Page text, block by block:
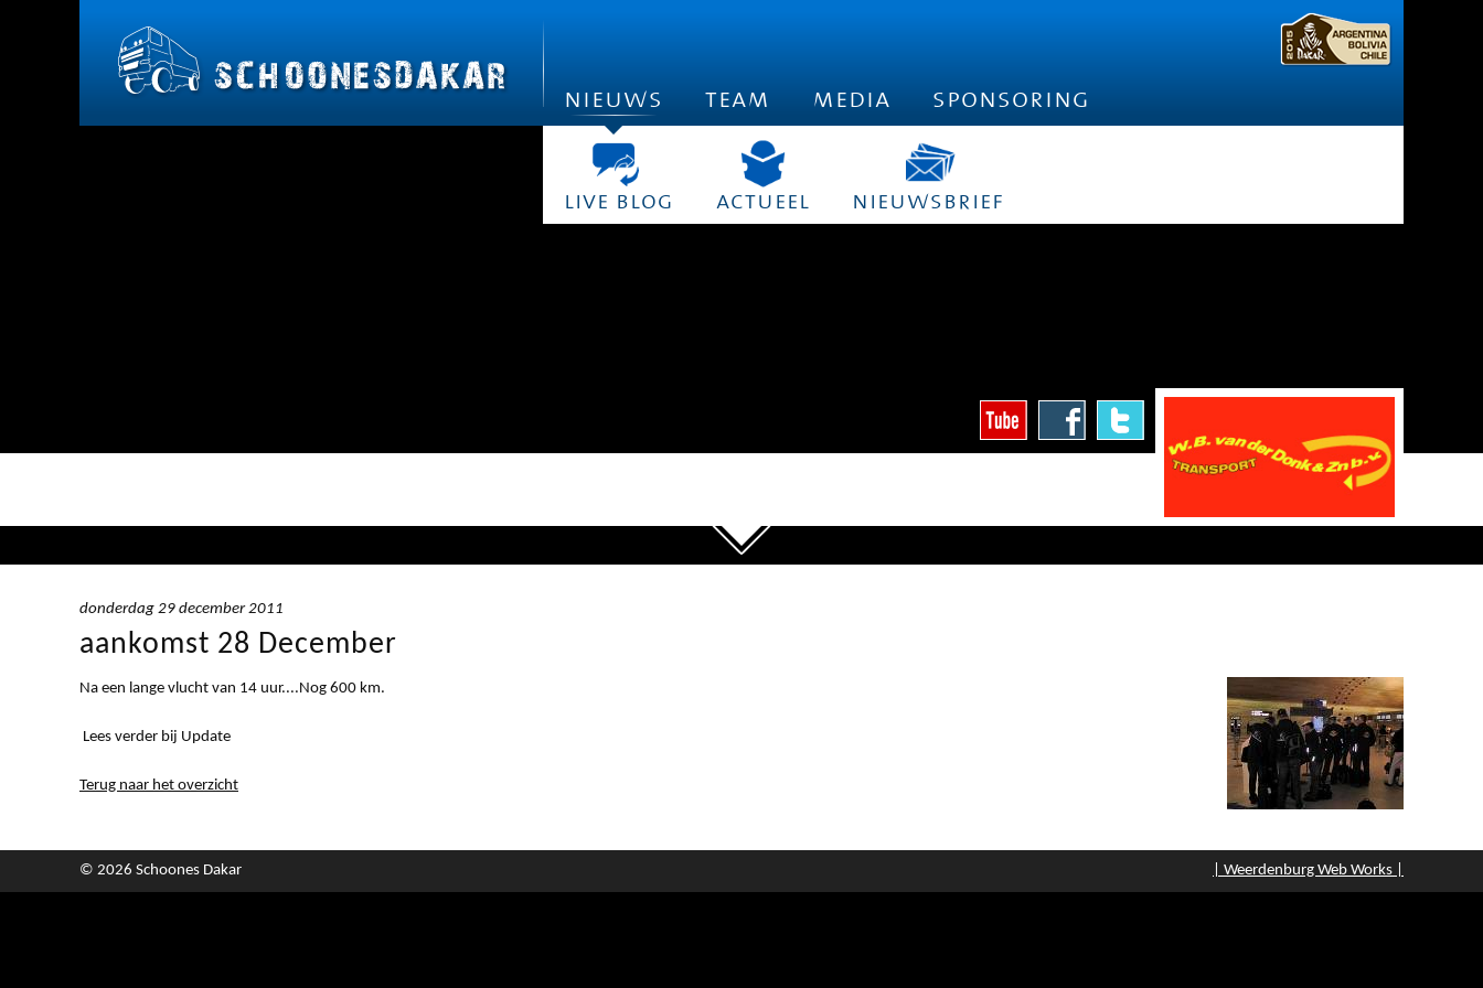
nieuws
live blog actueel nieuwsbrief
team media sponsoring
donderdag 29 december 2011
aankomst 28 December
Na een lange vlucht van 14 uur....Nog 600 km.
Lees verder bij Update
Terug naar het overzicht
© 2026 Schoones Dakar | Weerdenburg Web Works |